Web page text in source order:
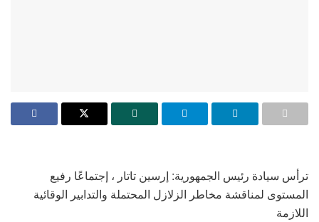
ترأس سيادة رئيس الجمهورية: إرسين تاتار ، إجتماعًا رفيع
المستوى لمناقشة مخاطر الزلازل المحتملة والتدابير الوقائية
اللازمة